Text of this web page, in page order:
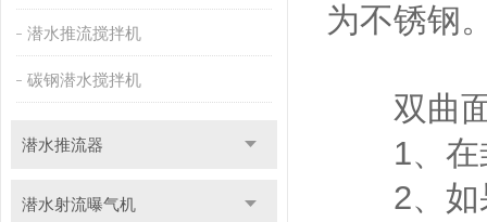
潜水推流搅拌机
碳钢潜水搅拌机
潜水推流器
潜水射流曝气机
为不锈钢
双曲面
1、在封
2、如果